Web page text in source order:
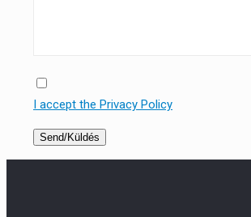
I accept the Privacy Policy